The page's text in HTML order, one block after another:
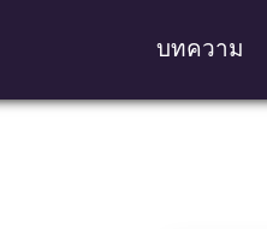
บทความ